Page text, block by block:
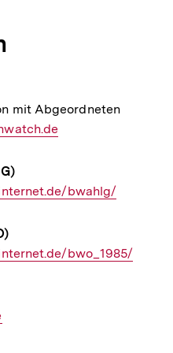
mit Abgeordneten
bwahlg/
bwo_1985/